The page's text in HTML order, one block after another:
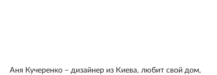
Аня Кучеренко – дизайнер из Киева, любит свой дом,